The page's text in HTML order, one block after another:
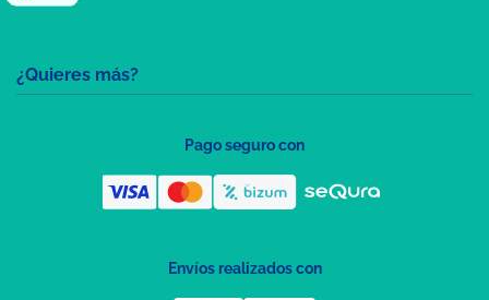
¿Quieres más?
Pago seguro con
Envíos realizados con